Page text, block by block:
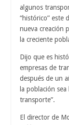
algunos
“histórico” este
nueva creación
la creciente
Dijo que es
empresas de
después de un
la población
transporte”.
El director de